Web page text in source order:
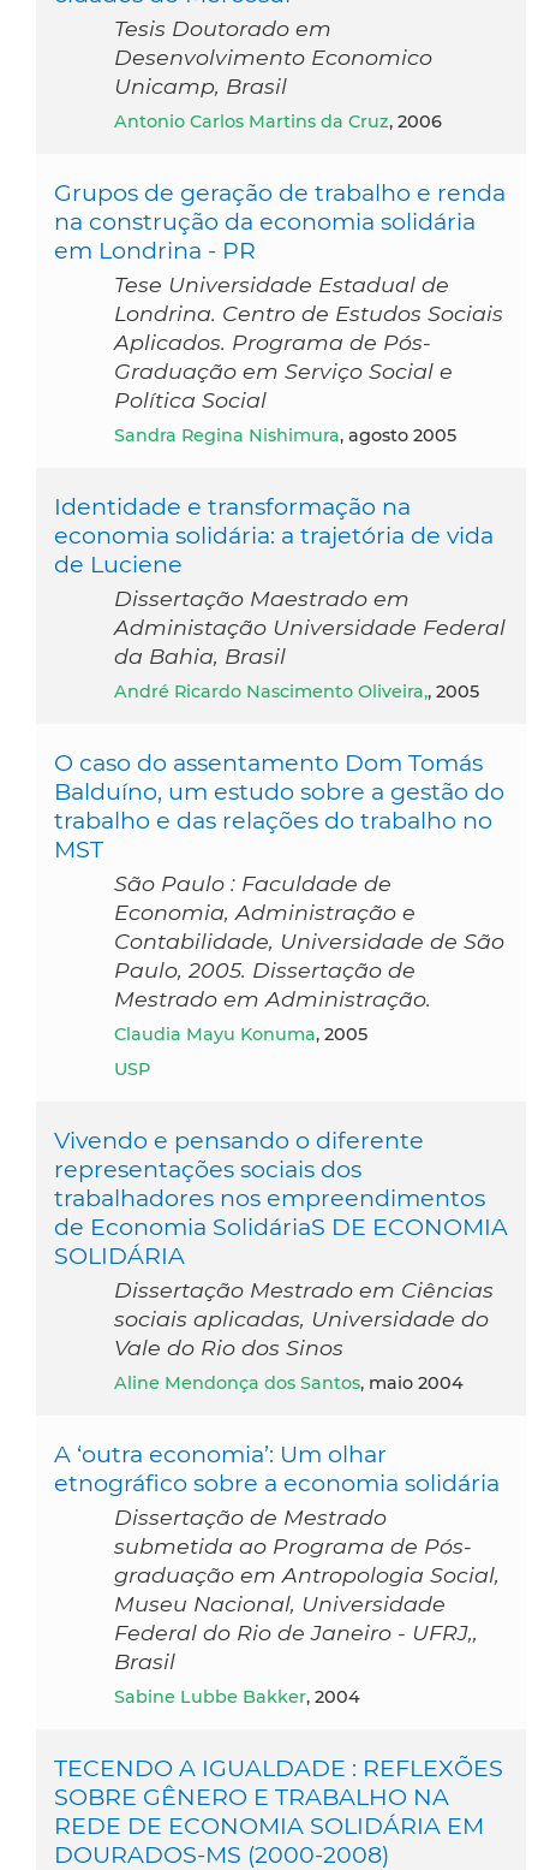
Tesis Doutorado em
Desenvolvimento Economico
Unicamp, Brasil
Antonio Carlos Martins da Cruz, 2006
Grupos de geração de trabalho e renda
na construção da economia solidária
em Londrina - PR
Tese Universidade Estadual de
Londrina. Centro de Estudos Sociais
Aplicados. Programa de Pós-
Graduação em Serviço Social e
Política Social
Sandra Regina Nishimura, agosto 2005
Identidade e transformação na
economia solidária: a trajetória de vida
de Luciene
Dissertação Maestrado em
Administação Universidade Federal
da Bahia, Brasil
André Ricardo Nascimento Oliveira,, 2005
O caso do assentamento Dom Tomás
Balduíno, um estudo sobre a gestão do
trabalho e das relações do trabalho no
MST
São Paulo : Faculdade de
Economia, Administração e
Contabilidade, Universidade de São
Paulo, 2005. Dissertação de
Mestrado em Administração.
Claudia Mayu Konuma, 2005
USP
Vivendo e pensando o diferente
representações sociais dos
trabalhadores nos empreendimentos
de Economia SolidáriaS DE ECONOMIA
SOLIDÁRIA
Dissertação Mestrado em Ciências
sociais aplicadas, Universidade do
Vale do Rio dos Sinos
Aline Mendonça dos Santos, maio 2004
A ‘outra economia’: Um olhar
etnográfico sobre a economia solidária
Dissertação de Mestrado
submetida ao Programa de Pós-
graduação em Antropologia Social,
Museu Nacional, Universidade
Federal do Rio de Janeiro - UFRJ,,
Brasil
Sabine Lubbe Bakker, 2004
TECENDO A IGUALDADE : REFLEXÕES
SOBRE GÊNERO E TRABALHO NA
REDE DE ECONOMIA SOLIDÁRIA EM
DOURADOS-MS (2000-2008)